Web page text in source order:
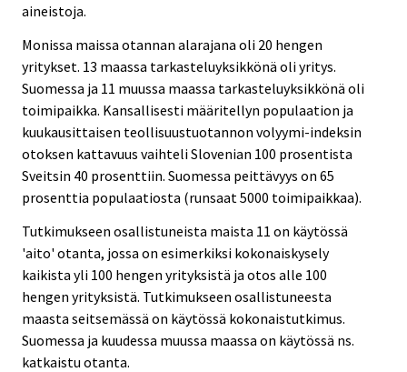
aineistoja.
Monissa maissa otannan alarajana oli 20 hengen
yritykset. 13 maassa tarkasteluyksikkönä oli yritys.
Suomessa ja 11 muussa maassa tarkasteluyksikkönä oli
toimipaikka. Kansallisesti määritellyn populaation ja
kuukausittaisen teollisuustuotannon volyymi-indeksin
otoksen kattavuus vaihteli Slovenian 100 prosentista
Sveitsin 40 prosenttiin. Suomessa peittävyys on 65
prosenttia populaatiosta (runsaat 5000 toimipaikkaa).
Tutkimukseen osallistuneista maista 11 on käytössä
'aito' otanta, jossa on esimerkiksi kokonaiskysely
kaikista yli 100 hengen yrityksistä ja otos alle 100
hengen yrityksistä. Tutkimukseen osallistuneesta
maasta seitsemässä on käytössä kokonaistutkimus.
Suomessa ja kuudessa muussa maassa on käytössä ns.
katkaistu otanta.